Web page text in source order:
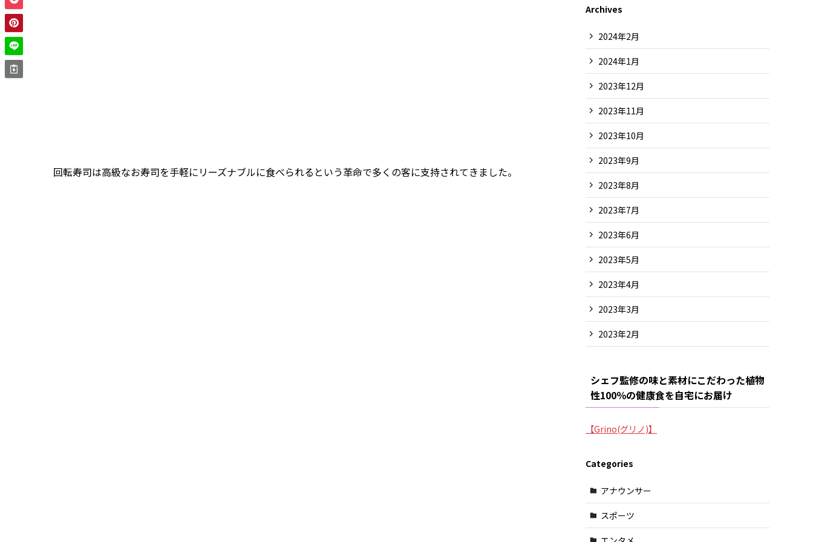
回転寿司は高級なお寿司を手軽にリーズナブルに食べられるという革命で多くの客に支持されてきました。
Archives
2024年2月
2024年1月
2023年12月
2023年11月
2023年10月
2023年9月
2023年8月
2023年7月
2023年6月
2023年5月
2023年4月
2023年3月
2023年2月
シェフ監修の味と素材にこだわった植物
性100％の健康食を自宅にお届け
【Grino(グリノ)】
Categories
アナウンサー
スポーツ